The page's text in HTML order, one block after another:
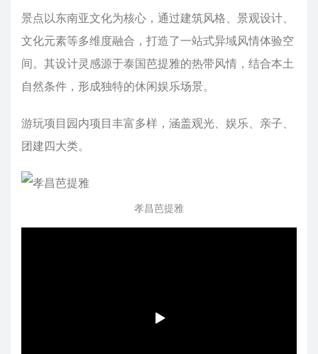
景点以东南亚文化为核心，通过建筑风格、景观设计、
文化元素等多维度融合，打造了一站式异域风情体验空
间。其设计灵感源于泰国芭提雅的热带风情，结合本土
自然条件，形成独特的休闲娱乐场景。
游玩项目园内项目丰富多样，涵盖观光、娱乐、亲子、
团建四大类。
‌孝昌芭提雅‌